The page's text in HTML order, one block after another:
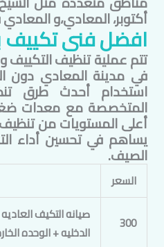
أكتوبر، المعادي،والمعادي
افضل فنى تكييف
تتم عملية تنظيف التكييف
في مدينةالمعادي دون
استخدام أحدث طرق
المتخصصة مع معدات
أعلى المستويات من
يساهم في تحسين أداء
الصيف.
السعر
300
صيانه التكيف
الدخليه + الوحده